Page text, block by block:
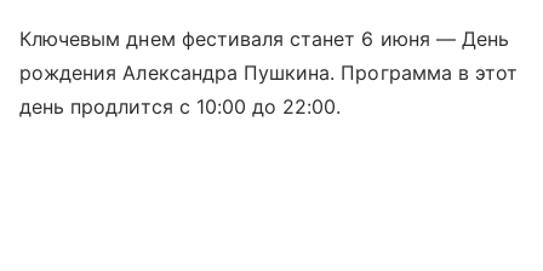
Ключевым днем фестиваля станет 6 июня — День
рождения Александра Пушкина. Программа в этот
день продлится с 10:00 до 22:00.